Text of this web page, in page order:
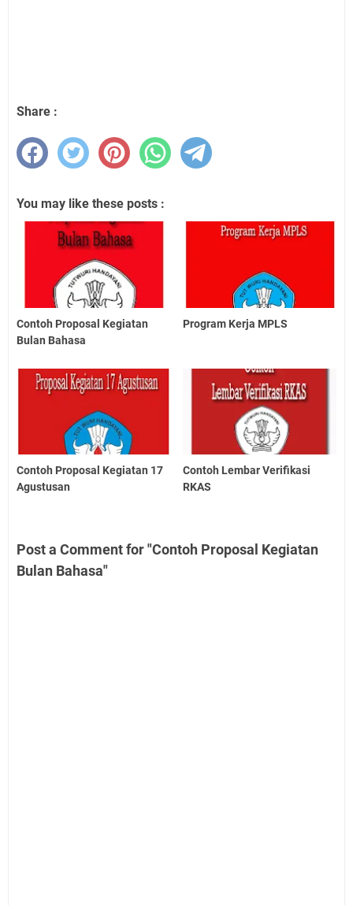
Share :
You may like these posts :
Contoh Proposal Kegiatan
Bulan Bahasa
Program Kerja MPLS
Contoh Proposal Kegiatan 17
Agustusan
Contoh Lembar Verifikasi
RKAS
Post a Comment for "Contoh Proposal Kegiatan
Bulan Bahasa"